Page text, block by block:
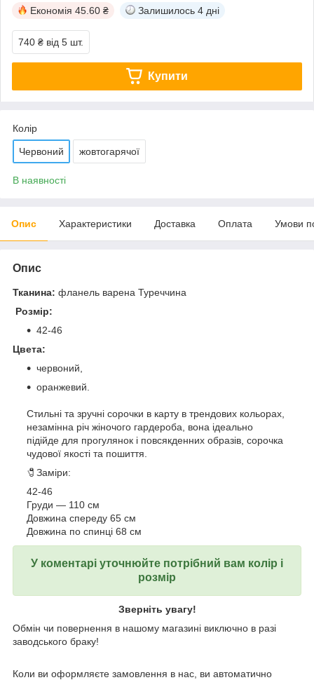
Економія 45.60 ₴ Залишилось 4 дні
740 ₴ від 5 шт.
Купити
Колір
Червоний жовтогарячої
В наявності
Опис Характеристики Доставка Оплата Умови
Опис
Тканина: фланель варена Туреччина
Розмір:
42-46
Цвета:
червоний,
оранжевий.
Стильні та зручні сорочки в карту в трендових кольорах,
незамінна річ жіночого гардероба, вона ідеально
підійде для прогулянок і повсякденних образів, сорочка
чудової якості та пошиття.
🧷Заміри:
42-46
Груди — 110 см
Довжина спереду 65 см
Довжина по спинці 68 см
У коментарі уточнюйте потрібний вам колір і
розмір
Зверніть увагу!
Обмін чи повернення в нашому магазині виключно в разі
заводського браку!
Коли ви оформляєте замовлення в нас, ви автоматично